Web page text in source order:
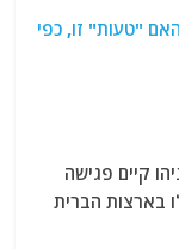
"טעות" זו, כפי
קיים פגישה
בארצות הברית